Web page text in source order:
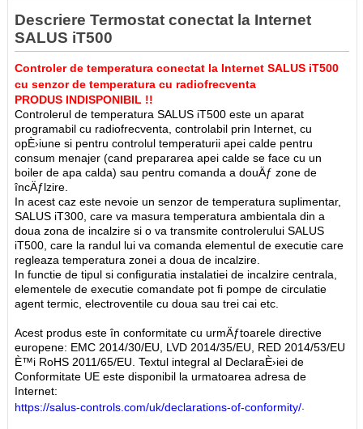
Descriere Termostat conectat la Internet
SALUS iT500
Controler de temperatura conectat la Internet SALUS iT500
cu senzor de temperatura cu radiofrecventa
PRODUS INDISPONIBIL !!
Controlerul de temperatura SALUS iT500 este un aparat
programabil cu radiofrecventa, controlabil prin Internet, cu
opÈ›iune si pentru controlul temperaturii apei calde pentru
consum menajer (cand prepararea apei calde se face cu un
boiler de apa calda) sau pentru comanda a douÄƒ zone de
încÄƒlzire.
In acest caz este nevoie un senzor de temperatura suplimentar,
SALUS iT300, care va masura temperatura ambientala din a
doua zona de incalzire si o va transmite controlerului SALUS
iT500, care la randul lui va comanda elementul de executie care
regleaza temperatura zonei a doua de incalzire.
In functie de tipul si configuratia instalatiei de incalzire centrala,
elementele de executie comandate pot fi pompe de circulatie
agent termic, electroventile cu doua sau trei cai etc.
Acest produs este în conformitate cu urmÄƒtoarele directive
europene: EMC 2014/30/EU, LVD 2014/35/EU, RED 2014/53/EU
È™i RoHS 2011/65/EU. Textul integral al DeclaraÈ›iei de
Conformitate UE este disponibil la urmatoarea adresa de
Internet:
https://salus-controls.com/uk/declarations-of-conformity/